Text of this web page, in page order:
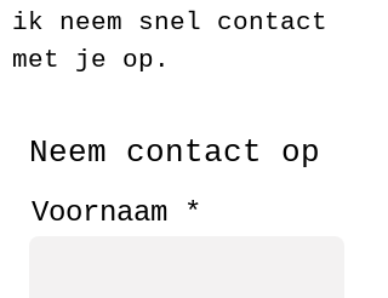
ik neem snel contact
met je op.
Neem contact op
Voornaam